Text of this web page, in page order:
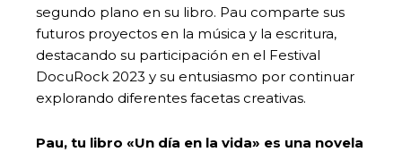
segundo plano en su libro. Pau comparte sus
futuros proyectos en la música y la escritura,
destacando su participación en el Festival
DocuRock 2023 y su entusiasmo por continuar
explorando diferentes facetas creativas.
Pau, tu libro «Un día en la vida» es una novela